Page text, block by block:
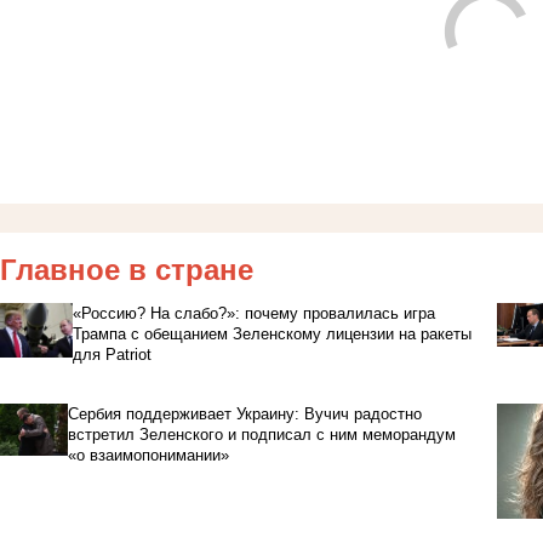
Главное в стране
«Россию? На слабо?»: почему провалилась игра
Трампа с обещанием Зеленскому лицензии на ракеты
для Patriot
Сербия поддерживает Украину: Вучич радостно
встретил Зеленского и подписал с ним меморандум
«о взаимопонимании»